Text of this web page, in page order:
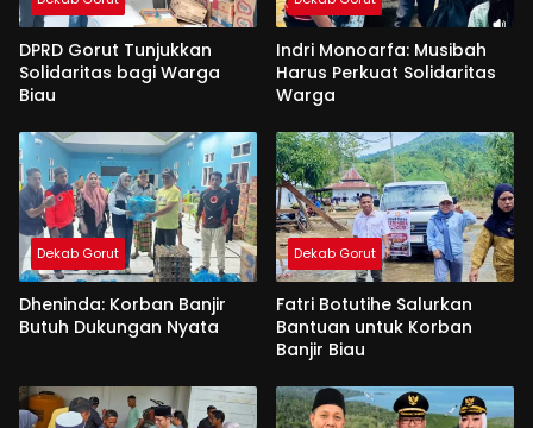
DPRD Gorut Tunjukkan
Solidaritas bagi Warga
Biau
Indri Monoarfa: Musibah
Harus Perkuat Solidaritas
Warga
Dekab Gorut
Dheninda: Korban Banjir
Butuh Dukungan Nyata
Dekab Gorut
Fatri Botutihe Salurkan
Bantuan untuk Korban
Banjir Biau